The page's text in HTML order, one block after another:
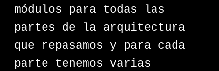
módulos para todas las
partes de la arquitectura
que repasamos y para cada
parte tenemos varias